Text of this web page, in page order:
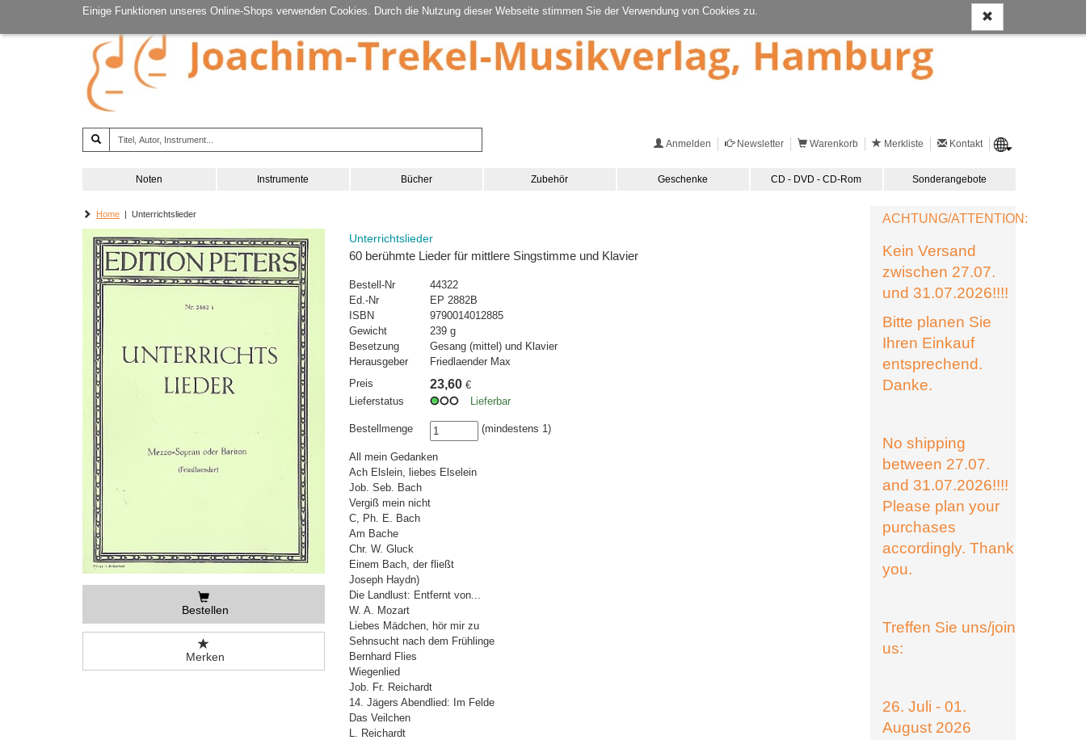
Einige Funktionen unseres Online-Shops verwenden Cookies. Durch die Nutzung dieser Webseite stimmen Sie der Verwendung von Cookies zu.
Anmelden Newsletter Warenkorb Merkliste Kontakt
Noten Instrumente Bücher Zubehör Geschenke CD - DVD - CD-Rom Sonderangebote
Home | Unterrichtslieder
Bestellen
Merken
Unterrichtslieder
60 berühmte Lieder für mittlere Singstimme und Klavier
Bestell-Nr
44322
Ed.-Nr
EP 2882B
ISBN
9790014012885
Gewicht
239 g
Besetzung
Gesang (mittel) und Klavier
Herausgeber
Friedlaender Max
Preis
23,60 €
Lieferstatus
Lieferbar
Bestellmenge (mindestens 1)
All mein Gedanken
Ach Elslein, liebes Elselein
Job. Seb. Bach
Vergiß mein nicht
C, Ph. E. Bach
Am Bache
Chr. W. Gluck
Einem Bach, der fließt
Joseph Haydn)
Die Landlust: Entfernt von...
W. A. Mozart
Liebes Mädchen, hör mir zu
Sehnsucht nach dem Frühlinge
Bernhard Flies
Wiegenlied
Job. Fr. Reichardt
14. Jägers Abendlied: Im Felde
Das Veilchen
L. Reichardt
ACHTUNG/ATTENTION:
Kein Versand
zwischen 27.07.
und 31.07.2026!!!!
Bitte planen Sie
Ihren Einkauf
entsprechend.
Danke.
No shipping
between 27.07.
and 31.07.2026!!!!
Please plan your
purchases
accordingly. Thank
you.
Treffen Sie uns/join
us:
26. Juli - 01.
August 2026